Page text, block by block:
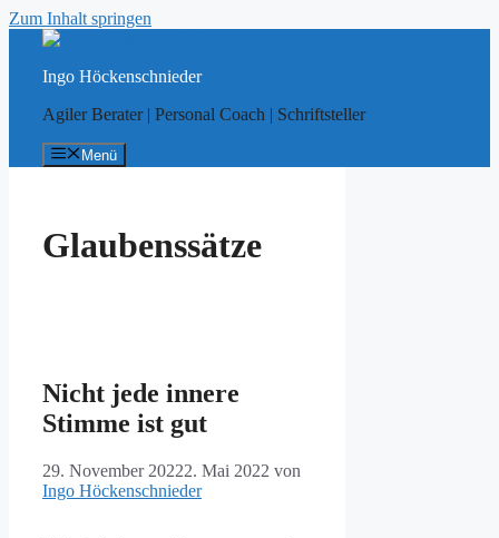
Zum Inhalt springen
Ingo Höckenschnieder
Agiler Berater | Personal Coach | Schriftsteller
Menü
Glaubenssätze
Nicht jede innere
Stimme ist gut
29. November 20222. Mai 2022 von
Ingo Höckenschnieder